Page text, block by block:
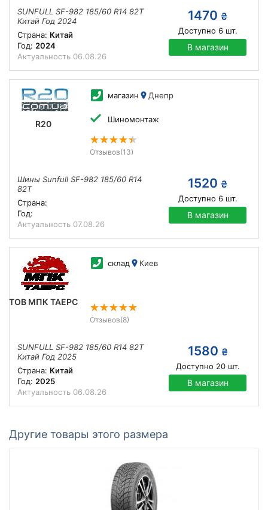
SUNFULL SF-982 185/60 R14 82T
Китай Год 2024
Страна: Китай
Год: 2024
Актуальность 06.08.26
1470 ₴
Доступно 6шт.
В магазин
R20
магазин Днепр
Шиномонтаж
Отзывов(13)
Шины Sunfull SF-982 185/60 R14
82T
Страна:
Год:
Актуальность 07.08.26
1520 ₴
Доступно 6шт.
В магазин
ТОВ МПК ТАЕРС
склад Киев
Отзывов(8)
SUNFULL SF-982 185/60 R14 82T
Китай Год 2025
Страна: Китай
Год: 2025
Актуальность 06.08.26
1580 ₴
Доступно 20шт.
В магазин
Другие товары этого размера